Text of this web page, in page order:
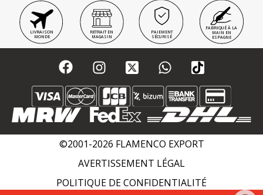
LIVRAISON
MONDE
RETRAIT EN
MAGASIN
PAIEMENT
SÉCURISÉ
FABRIQUÉ À LA
MAIN EN
ESPAGNE
©2001-2026 FLAMENCO EXPORT
AVERTISSEMENT LÉGAL
POLITIQUE DE CONFIDENTIALITÉ